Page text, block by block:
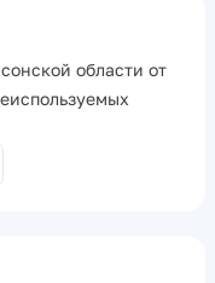
области от